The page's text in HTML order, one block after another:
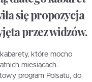
się propozycja
przez widzów.
które mocno
miesiącach.
program Polsatu, do